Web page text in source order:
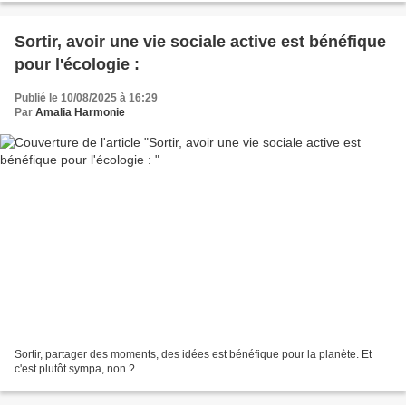
Sortir, avoir une vie sociale active est bénéfique
pour l'écologie :
Publié le 10/08/2025 à 16:29
Par Amalia Harmonie
Sortir, partager des moments, des idées est bénéfique pour la planète. Et
c'est plutôt sympa, non ?